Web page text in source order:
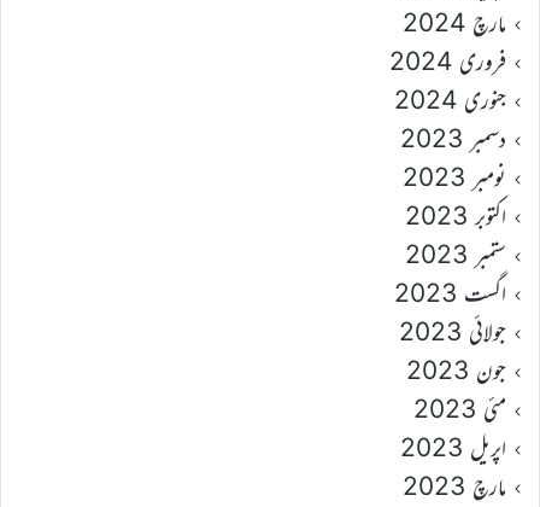
مارچ 2024
فروری 2024
جنوری 2024
دسمبر 2023
نومبر 2023
اکتوبر 2023
ستمبر 2023
اگست 2023
جولائی 2023
جون 2023
مئی 2023
اپریل 2023
مارچ 2023